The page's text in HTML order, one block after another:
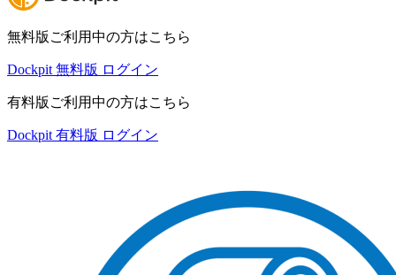
無料版ご利用中の方はこちら
Dockpit 無料版 ログイン
有料版ご利用中の方はこちら
Dockpit 有料版 ログイン